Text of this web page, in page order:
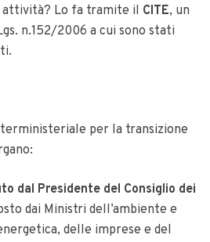
Lo fa tramite il CITE, un
n.152/2006 a cui sono stati
per la transizione
dal Presidente del Consiglio dei
dai Ministri dell’ambiente e
delle imprese e del